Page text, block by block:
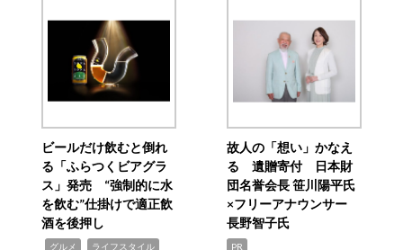
ビールだけ飲むと倒れ
る「ふらつくビアグラ
ス」発売 “強制的に水
を飲む”仕掛けで適正飲
酒を後押し
グルメ ライフスタイル
故人の「想い」かなえ
る 遺贈寄付 日本財
団名誉会長 笹川陽平氏
×フリーアナウンサー
長野智子氏
PR